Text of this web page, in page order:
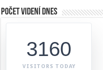
Počet videní dnes
3160
VISITORS TODAY